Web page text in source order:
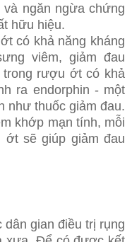
ngăn ngừa chứng
hữu hiệu.
có khả năng kháng
viêm, giảm đau
trong rượu ớt có khả
ra endorphin - một
như thuốc giảm đau.
khớp mạn tính, mỗi
sẽ giúp giảm đau
gian điều trị rụng